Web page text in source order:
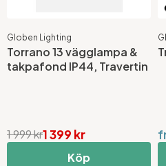
Globen Lighting
Torrano 13 vägglampa &
takpafond IP44, Travertin
1 399 kr
1 999 kr
Köp